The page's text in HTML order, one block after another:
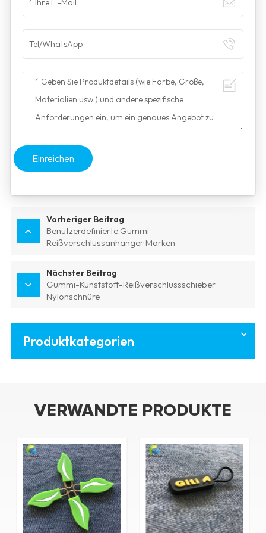
Einreichen
Vorheriger Beitrag
Benutzerdefinierte Gummi-
Reißverschlussanhänger Marken-
Nächster Beitrag
Gummi-Kunststoff-Reißverschlussschieber
Nylonschnüre
Produktkategorien
VERWANDTE PRODUKTE